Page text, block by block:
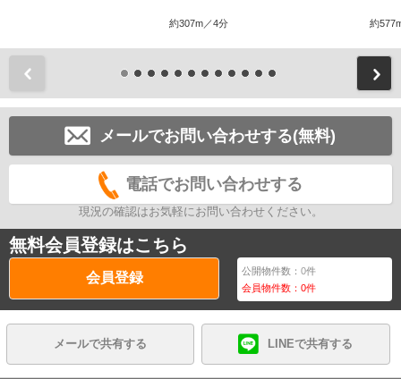
約307m／4分 約
メールでお問い合わせする(無料)
電話でお問い合わせする
現況の確認はお気軽にお問い合わせください。
無料会員登録はこちら
会員登録 公開物件数：0件
会員物件数：0件
メールで共有する LINEで共有する